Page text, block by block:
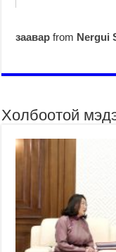
заавар from Nergui
Холбоотой